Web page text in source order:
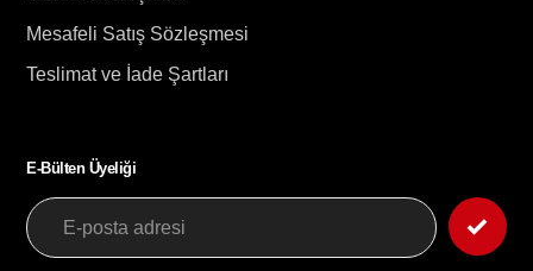
Mesafeli Satış Sözleşmesi
Teslimat ve İade Şartları
E-Bülten Üyeliği